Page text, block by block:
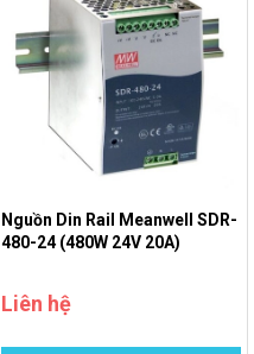
Nguồn Din Rail Meanwell SDR-
480-24 (480W 24V 20A)
Liên hệ